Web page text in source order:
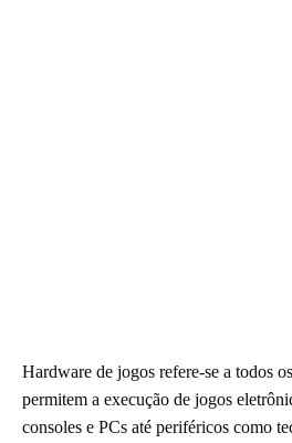
Hardware de jogos refere-se a todos
permitem a execução de jogos
consoles e PCs até periféricos como